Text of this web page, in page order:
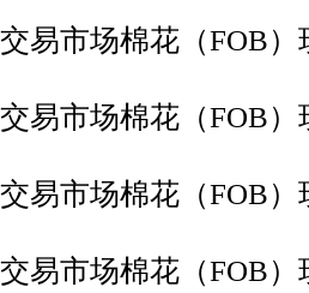
易市场棉花（FOB）
易市场棉花（FOB）
易市场棉花（FOB）
易市场棉花（FOB）